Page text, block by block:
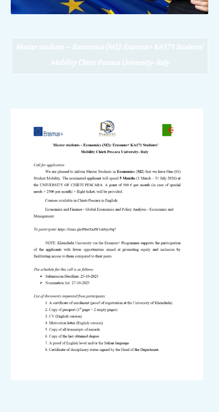
Master students – Economics (M2): Erasmus+ KA171 Students’
Mobility Chieti Pescara University- Italy